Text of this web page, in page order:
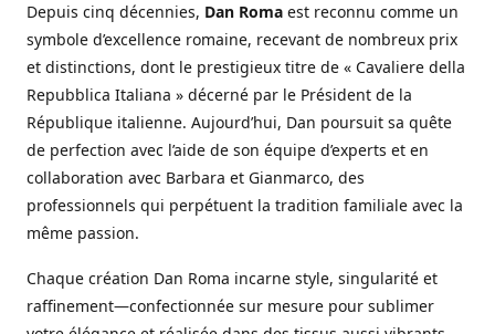
Depuis cinq décennies, Dan Roma est reconnu comme un
symbole d’excellence romaine, recevant de nombreux prix
et distinctions, dont le prestigieux titre de « Cavaliere della
Repubblica Italiana » décerné par le Président de la
République italienne. Aujourd’hui, Dan poursuit sa quête
de perfection avec l’aide de son équipe d’experts et en
collaboration avec Barbara et Gianmarco, des
professionnels qui perpétuent la tradition familiale avec la
même passion.
Chaque création Dan Roma incarne style, singularité et
raffinement—confectionnée sur mesure pour sublimer